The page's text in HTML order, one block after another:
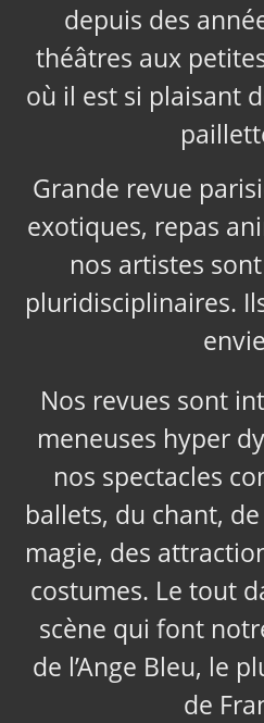
depuis des
théâtres aux
où il est si plaisant
Grande revue
exotiques, repas
nos artistes
pluridisciplinaires.
Nos revues sont
meneuses hyper
nos spectacles
ballets, du chant,
magie, des
costumes. Le tout
scène qui font
de l’Ange Bleu, le
de